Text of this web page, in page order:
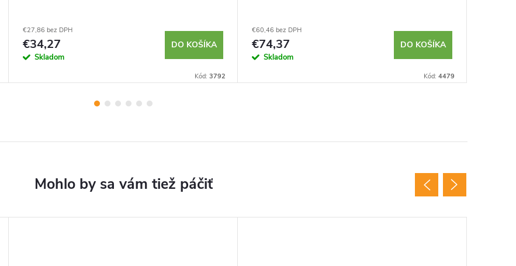
€27,86 bez DPH
€34,27
Skladom
DO KOŠÍKA
Kód: 3792
€60,46 bez DPH
€74,37
Skladom
DO KOŠÍKA
Kód: 4479